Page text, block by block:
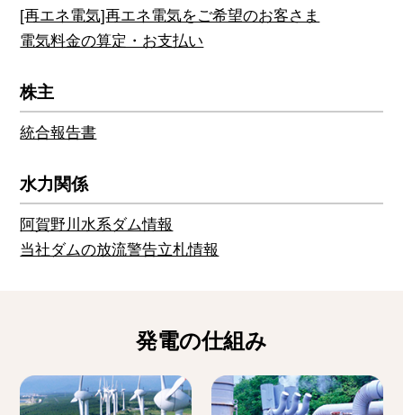
[再エネ電気]再エネ電気をご希望のお客さま
電気料金の算定・お支払い
株主
統合報告書
水力関係
阿賀野川水系ダム情報
当社ダムの放流警告立札情報
発電の仕組み